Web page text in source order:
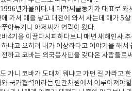
년가을이다.내 대학써클동기가 대표로
가서 애을 낳고 대전에 와서 사는데 애가 5
아뉴기니 아저씨가 연락이 왔다.
4기을 이끌다시피하다보니 매년 새해인사.
냐고 오히려 내가 이상하다고 이야기을 해서
하고 코바는 외국봉사단을 갖다온 사람들
가니 코바가 도대체 뭐냐고 가던 길 가라고
국가협력이라는 민간차원에서 이루어져야